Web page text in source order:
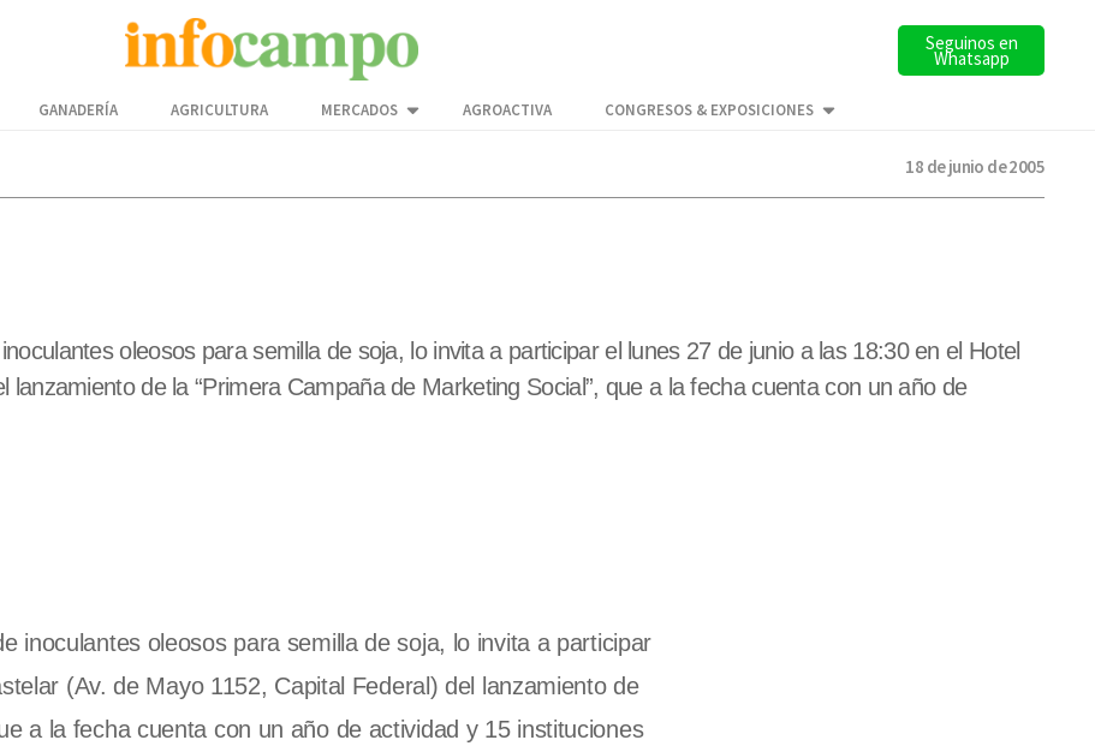
Seguinos en
Whatsapp
GANADERÍA AGRICULTURA MERCADOS AGROACTIVA CONGRESOS & EXPOSICIONES
18 de junio de 2005
oleosos para semilla de soja, lo invita a participar el lunes 27 de junio a las 18:30 en el Hotel
de la “Primera Campaña de Marketing Social”, que a la fecha cuenta con un año de
inoculantes oleosos para semilla de soja, lo invita a participar
(Av. de Mayo 1152, Capital Federal) del lanzamiento de
a la fecha cuenta con un año de actividad y 15 instituciones